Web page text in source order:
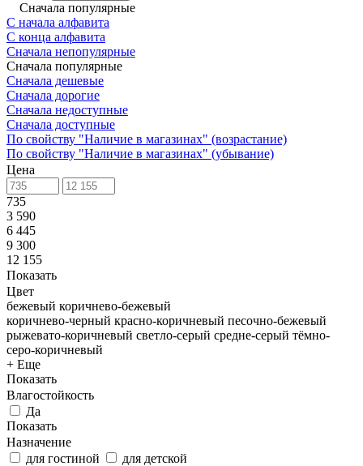
Сначала популярные
С начала алфавита
С конца алфавита
Сначала непопулярные
Сначала популярные
Сначала дешевые
Сначала дорогие
Сначала недоступные
Сначала доступные
По свойству "Наличие в магазинах" (возрастание)
По свойству "Наличие в магазинах" (убывание)
Цена
735
3 590
6 445
9 300
12 155
Показать
Цвет
бежевый коричнево-бежевый
коричнево-черный красно-коричневый песочно-бежевый
рыжевато-коричневый светло-серый средне-серый тёмно-
серо-коричневый
+ Еще
Показать
Влагостойкость
Да
Показать
Назначение
для гостиной
для детской